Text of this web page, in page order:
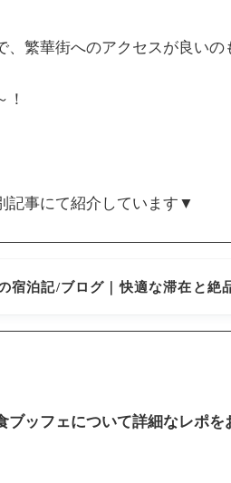
、繁華街へのアクセスが良いの
！
記事にて紹介しています▼
宿泊記/ブログ｜快適な滞在と絶
ッフェについて詳細なレポを